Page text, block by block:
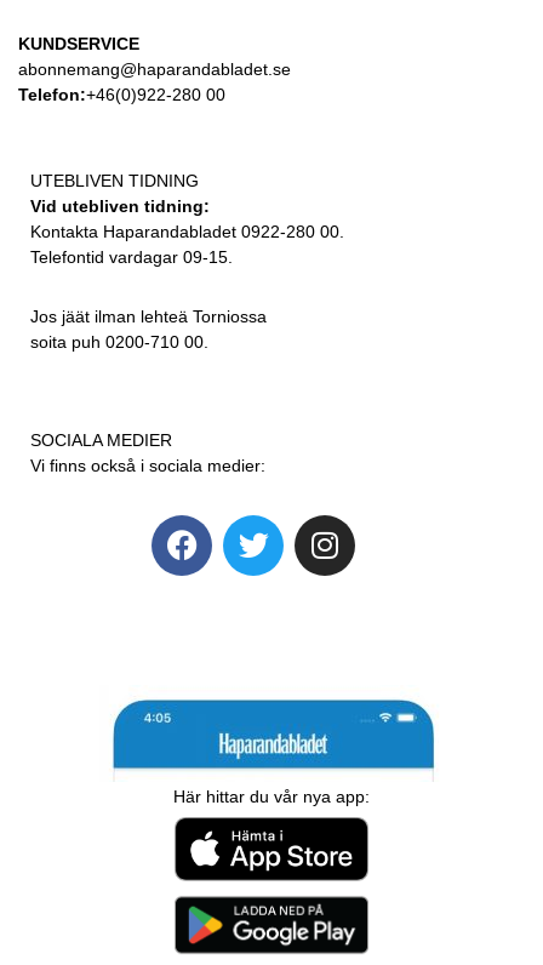
KUNDSERVICE
abonnemang@haparandabladet.se
Telefon:+46(0)922-280 00
UTEBLIVEN TIDNING
Vid utebliven tidning:
Kontakta Haparandabladet 0922-280 00.
Telefontid vardagar 09-15.
Jos jäät ilman lehteä Torniossa
soita puh 0200-710 00.
SOCIALA MEDIER
Vi finns också i sociala medier:
Här hittar du vår nya app: